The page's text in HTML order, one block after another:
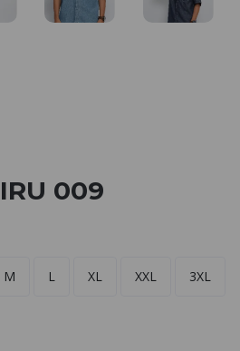
009
M L XL XXL 3XL